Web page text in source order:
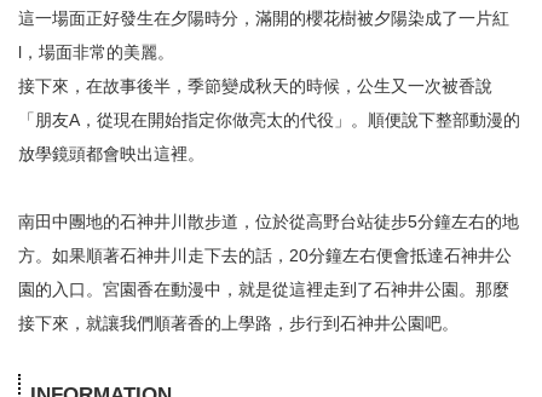
這一場面正好發生在夕陽時分，滿開的櫻花樹被夕陽染成了一片紅
l，場面非常的美麗。
接下來，在故事後半，季節變成秋天的時候，公生又一次被香說
「朋友A，從現在開始指定你做亮太的代役」。順便說下整部動漫的
放學鏡頭都會映出這裡。
南田中團地的石神井川散步道，位於從高野台站徒步5分鐘左右的地
方。如果順著石神井川走下去的話，20分鐘左右便會抵達石神井公
園的入口。宮園香在動漫中，就是從這裡走到了石神井公園。那麼
接下來，就讓我們順著香的上學路，步行到石神井公園吧。